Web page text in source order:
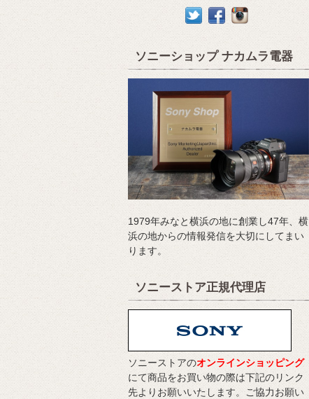
ソニーショップ ナカムラ電器
1979年みなと横浜の地に創業し47年、横
浜の地からの情報発信を大切にしてまい
ります。
ソニーストア正規代理店
ソニーストアのオンラインショッピング
にて商品をお買い物の際は下記のリンク
先よりお願いいたします。ご協力お願い